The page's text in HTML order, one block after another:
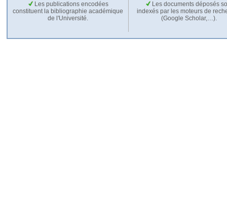
Les publications encodées
constituent la bibliographie académique
de l'Université.
Les documents déposés
indexés par les moteurs de
(Google Scholar,…).